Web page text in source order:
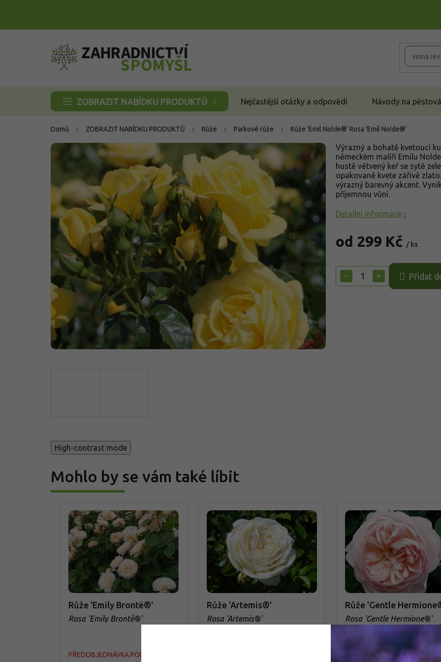
ZOBRAZIT NABÍDKU PRODUKTŮ Nejčastější otázky a odpovědi Návody na
Domů ZOBRAZIT NABÍDKU PRODUKTŮ Růže Parkové růže Růže 'Emil Nolde®' Rosa 'Emil Nolde®'
od 299 Kč / ks
cena:
+
− Přidat
Výrazný a bohatě kvetoucí
německém malíři Emilu
hustě větvený keř se sytě
opakovaně kvete zářivě
výrazný barevný akcent.
příjemnou vůní.
Detailní informace
High-contrast mode
Mohlo by se vám také líbit
Růže 'Emily Brontë®'
Rosa 'Emily Brontë®'
PŘEDOBJEDNÁVKA PODZIM 2026
Růže 'Artemis®'
Rosa 'Artemis®'
Růže 'Gentle
Rosa 'Gentle Hermione®'
PŘEDOBJEDNÁVKA PODZIM